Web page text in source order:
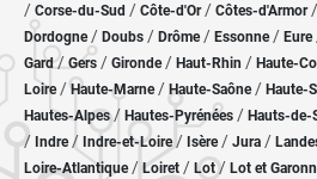
/ Corse-du-Sud / Côte-d'Or / Côtes-d'Armor/
Dordogne/ Doubs / Drôme/ Essonne / Eure
Gard/Gers / Gironde/ Haut-Rhin / Haute-
Loire/Haute-Marne/ Haute-Saône/ Haute-
Hautes-Alpes/ Hautes-Pyrénées / Hauts-de-
/ Indre/ Indre-et-Loire/ Isère/ Jura /
Loire-Atlantique/ Loiret / Lot/ Lot et